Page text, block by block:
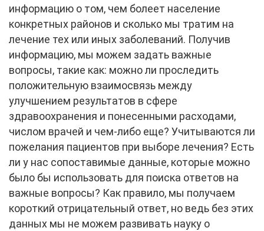
информацию о том, чем болеет население
конкретных районов и сколько мы тратим на
лечение тех или иных заболеваний. Получив
информацию, мы можем задать важные
вопросы, такие как: можно ли проследить
положительную взаимосвязь между
улучшением результатов в сфере
здравоохранения и понесенными расходами,
числом врачей и чем-либо еще? Учитываются ли
пожелания пациентов при выборе лечения? Есть
ли у нас сопоставимые данные, которые можно
было бы использовать для поиска ответов на
важные вопросы? Как правило, мы получаем
короткий отрицательный ответ, но ведь без этих
данных мы не можем развивать науку о